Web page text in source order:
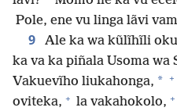
Pole, ene vu linga lãvi
9
Ale ka wa kũlĩhĩli
ka va ka piñala Usoma wa
Vakuevĩho liukahonga, * +
oviteka, + la vakahokolo, +